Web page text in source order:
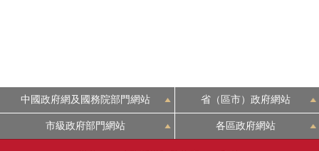
中國政府網及國務院部門網站 省（區市）政府網站
市級政府部門網站 各區政府網站